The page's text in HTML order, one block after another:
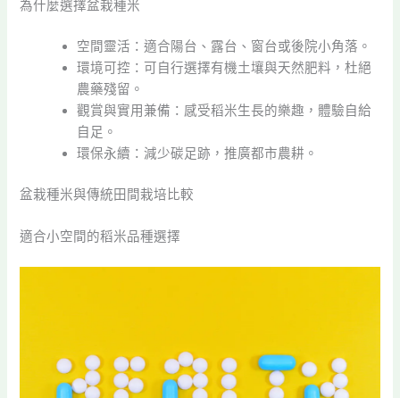
為什麼選擇盆栽種米
空間靈活：適合陽台、露台、窗台或後院小角落。
環境可控：可自行選擇有機土壤與天然肥料，杜絕
農藥殘留。
觀賞與實用兼備：感受稻米生長的樂趣，體驗自給
自足。
環保永續：減少碳足跡，推廣都市農耕。
盆栽種米與傳統田間栽培比較
適合小空間的稻米品種選擇